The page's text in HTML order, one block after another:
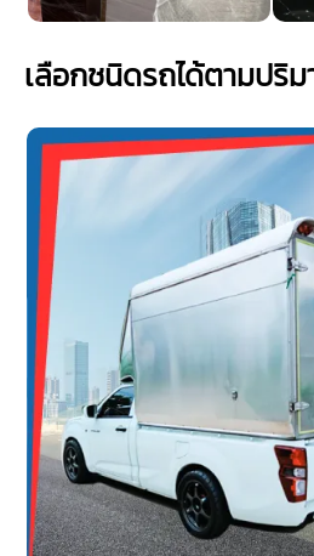
เลือกชนิดรถได้ตามปริ